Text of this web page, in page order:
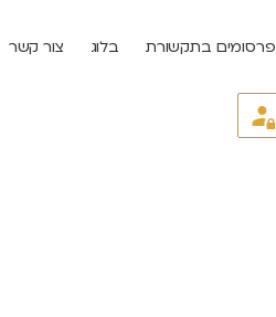
פרסומים בתקשורת בלוג צור קשר